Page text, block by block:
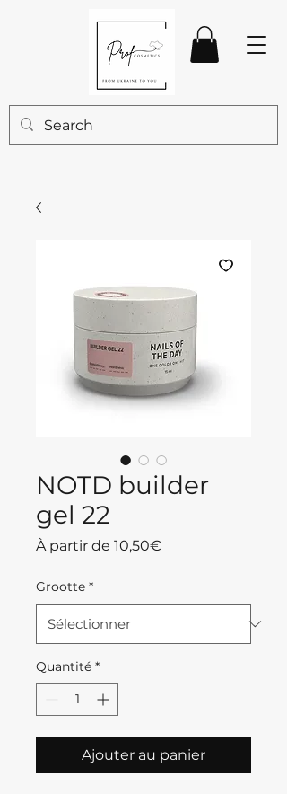
NOTD builder
gel 22
À partir de 10,50€
Grootte *
Quantité *
Ajouter au panier